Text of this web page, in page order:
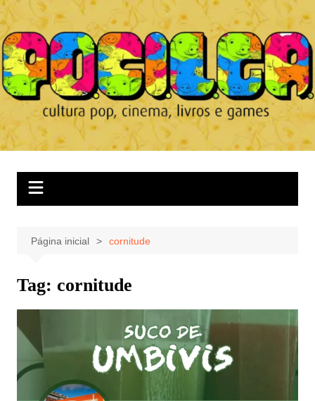
Ir
para
o
conteúdo
Página inicial cornitude
Tag: cornitude